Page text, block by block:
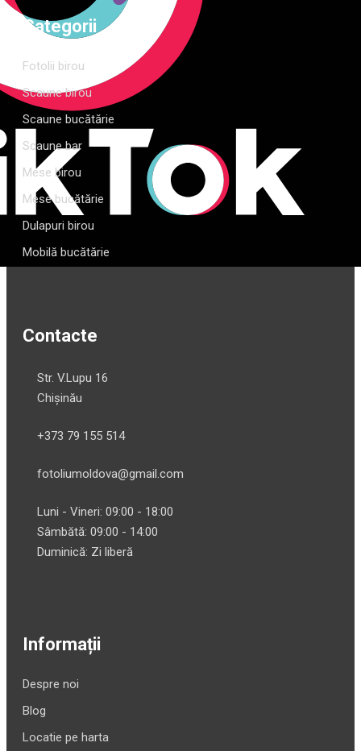
Categorii
Fotolii birou
Scaune birou
Scaune bucătărie
Scaune bar
Mese birou
Mese bucătărie
Dulapuri birou
Mobilă bucătărie
Contacte
Str. V.Lupu 16
Chișinău
+373 79 155 514
fotoliumoldova@gmail.com
Luni - Vineri: 09:00 - 18:00
Sâmbătă: 09:00 - 14:00
Duminică: Zi liberă
Informații
Despre noi
Blog
Locatie pe harta